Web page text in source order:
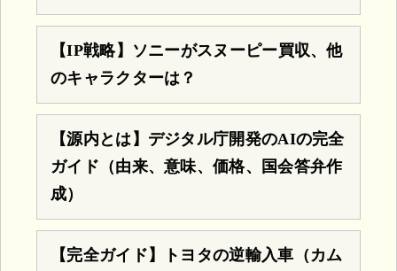
【IP戦略】ソニーがスヌーピー買収、他
のキャラクターは？
【源内とは】デジタル庁開発のAIの完全
ガイド（由来、意味、価格、国会答弁作
成）
【完全ガイド】トヨタの逆輸入車（カム